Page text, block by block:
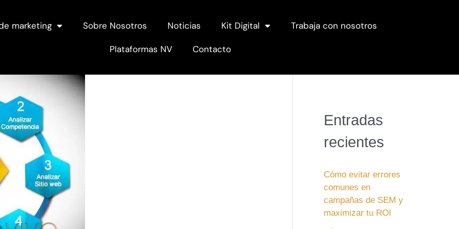
marketing Sobre Nosotros Noticias Kit Digital Trabaja con nosotros
Plataformas NV Contacto
Entradas
recientes
Cómo evitar errores
comunes en
campañas de SEM y
maximizar tu ROI